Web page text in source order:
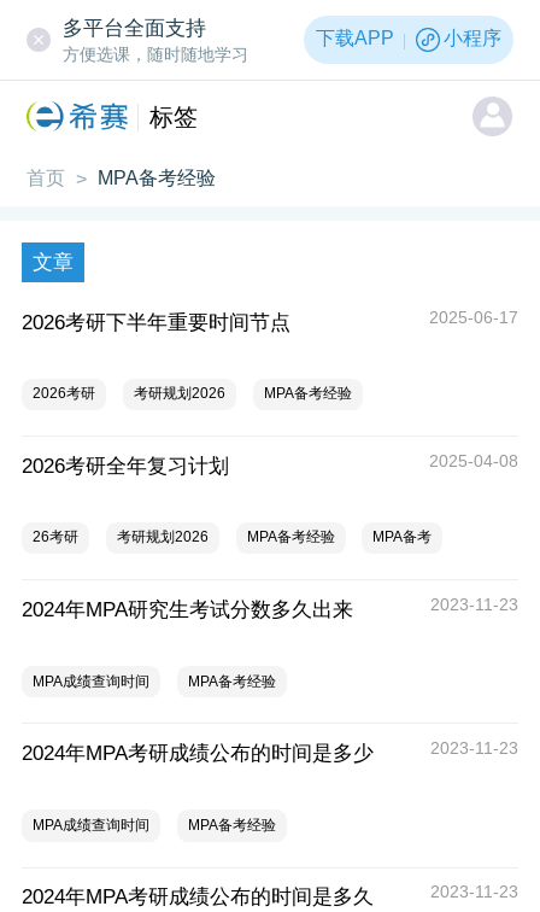
多平台全面支持
方便选课，随时随地学习
下载APP 小程序
标签
首页 > MPA备考经验
文章
2026考研下半年重要时间节点 2025-06-17
2026考研 考研规划2026 MPA备考经验
2026考研全年复习计划 2025-04-08
26考研 考研规划2026 MPA备考经验 MPA备考
2024年MPA研究生考试分数多久出来 2023-11-23
MPA成绩查询时间 MPA备考经验
2024年MPA考研成绩公布的时间是多少 2023-11-23
MPA成绩查询时间 MPA备考经验
2024年MPA考研成绩公布的时间是多久 2023-11-23